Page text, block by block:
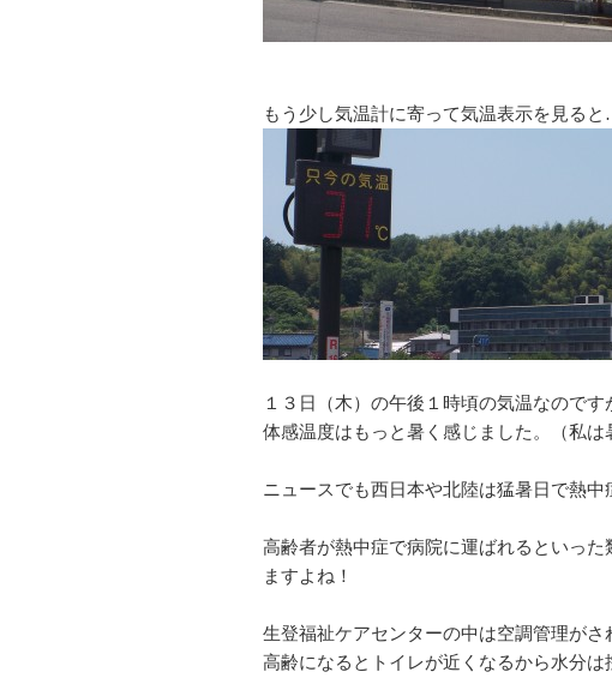
１３日（木）の午後１時頃の気温なのです
体感温度はもっと暑く感じました。（私は
ニュースでも西日本や北陸は猛暑日で熱
高齢者が熱中症で病院に運ばれるといっ
ますよね！
生登福祉ケアセンターの中は空調管理がさ
高齢になるとトイレが近くなるから水分は